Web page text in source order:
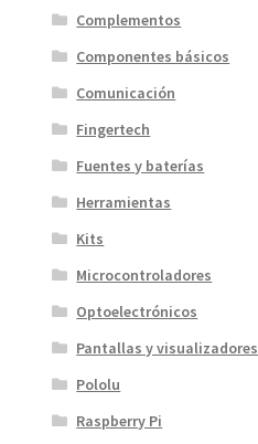
Complementos
Componentes básicos
Comunicación
Fingertech
Fuentes y baterías
Herramientas
Kits
Microcontroladores
Optoelectrónicos
Pantallas y visualizadores
Pololu
Raspberry Pi